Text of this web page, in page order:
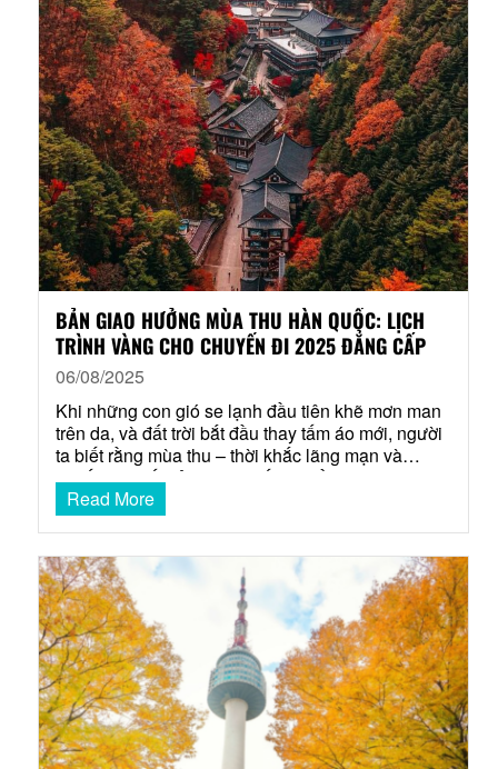
BẢN GIAO HƯỞNG MÙA THU HÀN QUỐC: LỊCH
TRÌNH VÀNG CHO CHUYẾN ĐI 2025 ĐẲNG CẤP
06/08/2025
Khi những con gió se lạnh đầu tiên khẽ mơn man
trên da, và đất trời bắt đầu thay tấm áo mới, người
ta biết rằng mùa thu – thời khắc lãng mạn và
quyến rũ nhất của Hàn Quốc đã về. Mùa thu
không chỉ là một mùa, đó là một kiệt tác của…
Read More